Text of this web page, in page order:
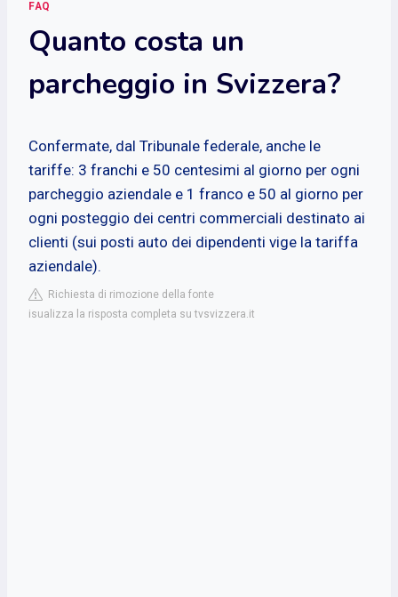
FAQ
Quanto costa un
parcheggio in Svizzera?
Confermate, dal Tribunale federale, anche le
tariffe: 3 franchi e 50 centesimi al giorno per ogni
parcheggio aziendale e 1 franco e 50 al giorno per
ogni posteggio dei centri commerciali destinato ai
clienti (sui posti auto dei dipendenti vige la tariffa
aziendale).
Richiesta di rimozione della fonte
isualizza la risposta completa su tvsvizzera.it